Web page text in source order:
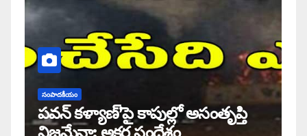
సంపాదకీయం
పవన్ కళ్యాణ్’పై కాపుల్లో అసంతృప్తి